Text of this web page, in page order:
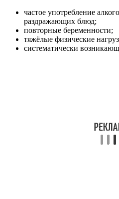
частое употребление
раздражающих блюд;
повторные беременности;
тяжёлые физические
систематически